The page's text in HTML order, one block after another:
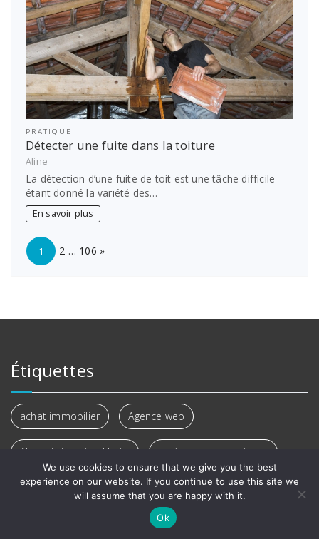
PRATIQUE
Détecter une fuite dans la toiture
Aline
La détection d’une fuite de toit est une tâche difficile
étant donné la variété des…
En savoir plus
Page:
1 2 … 106 »
Étiquettes
achat immobilier Agence web
Alimentation équilibrée aménagement intérieur
Art de vivre beauté Beauté naturelle
Bien-être chez soi
We use cookies to ensure that we give you the best
experience on our website. If you continue to use this site we
will assume that you are happy with it.
Ok